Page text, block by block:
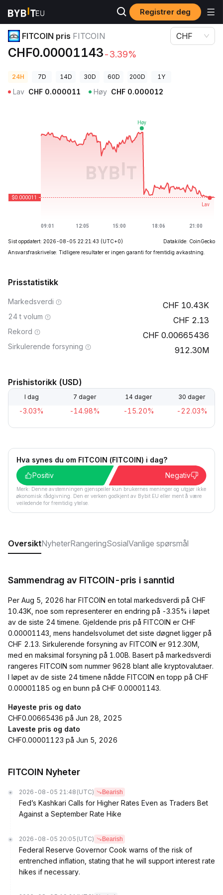
Registrer deg
Kryptopriser
FITCOIN pris FITCOIN
CHF0.00001143-3.39%
CHF
24H 7D 14D 30D 60D 200D 1Y
Lav CHF 0.000011 Høy CHF 0.000012
Sist oppdatert: 2026-08-05 22:21:43 (UTC+0)
Datakilde: CoinGecko
Ansvarsfraskrivelse: Tidligere resultater er ingen garanti for fremtidig avkastning.
Prisstatistikk
Markedsverdi 10.43K
24 t volum 2.13
Rekord 0.00665436
Sirkulerende forsyning 912.30M
Prishistorikk (USD)
I dag 7 dager 14 dager 30 dager
-3.03% -14.98% -15.20% -22.03%
Hva synes du om FITCOIN (FITCOIN) i dag?
Positiv
Negativ
Merk: Denne avstemningen gjenspeiler kun brukernes meninger og utgjør ikke
økonomisk rådgivning. Den er verken godkjent av Bybit EU eller ment å være
veiledende for fremtidig ytelse.
OversiktNyheterRangeringSosialVanlige spørsmål
Sammendrag av FITCOIN-pris i sanntid
Per Aug 5, 2026 har FITCOIN en total markedsverdi på CHF
10.43K, noe som representerer en endring på -3.35% i løpet
av de siste 24 timene. Gjeldende pris på FITCOIN er CHF
0.00001143, mens handelsvolumet det siste døgnet ligger på
CHF 2.13. Sirkulerende forsyning av FITCOIN er 912.30M,
med en maksimal forsyning på 1.00B. Basert på markedsverdi
rangeres FITCOIN som nummer 9628 blant alle kryptovalutaer.
I løpet av de siste 24 timene nådde FITCOIN en topp på CHF
0.00001185 og en bunn på CHF 0.00001143.
Høyeste pris og dato
CHF0.00665436 på Jun 28, 2025
Laveste pris og dato
CHF0.00001123 på Jun 5, 2026
FITCOIN Nyheter
2026-08-05 21:48 (UTC) Bearish
Fed’s Kashkari Calls for Higher Rates Even as Traders Bet
Against a September Rate Hike
2026-08-05 20:05 (UTC) Bearish
Federal Reserve Governor Cook warns of the risk of
entrenched inflation, stating that he will support interest rate
hikes if necessary.